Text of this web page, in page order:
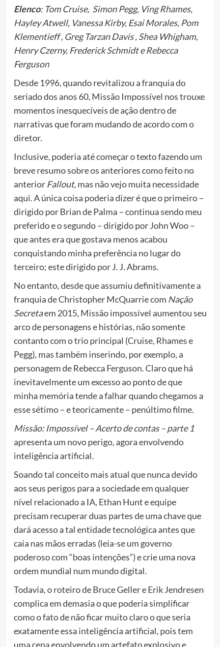
Elenco: Tom Cruise, Simon Pegg, Ving Rhames,
Hayley Atwell, Vanessa Kirby, Esai Morales, Pom
Klementieff , Greg Tarzan Davis , Shea Whigham,
Henry Czerny, Frederick Schmidt e Rebecca
Ferguson
Desde 1996, quando revitalizou a franquia do
seriado dos anos 60, Missão Impossível nos trouxe
momentos inesquecíveis de ação dentro de
narrativas que foram mudando de acordo com o
diretor.
Inclusive, poderia até começar o texto fazendo um
breve resumo sobre os anteriores como feito no
anterior Fallout, mas não vejo muita necessidade
aqui. A única coisa poderia dizer é que o primeiro –
dirigido por Brian de Palma – continua sendo meu
preferido e o segundo – dirigido por John Woo –
que antes era que gostava menos acabou
conquistando minha preferência no lugar do
terceiro; este dirigido por J. J. Abrams.
No entanto, desde que assumiu definitivamente a
franquia de Christopher McQuarrie com Nação
Secretaem 2015, Missão impossível aumentou seu
arco de personagens e histórias, não somente
contanto com o trio principal (Cruise, Rhames e
Pegg), mas também inserindo, por exemplo, a
personagem de Rebecca Ferguson. Claro que há
inevitavelmente um excesso ao ponto de que
minha memória tende a falhar quando chegamos a
esse sétimo – e teoricamente – penúltimo filme.
Missão: Impossível – Acerto de contas – parte 1
apresenta um novo perigo, agora envolvendo
inteligência artificial.
Soando tal conceito mais atual que nunca devido
aos seus perigos para a sociedade em qualquer
nível relacionado a IA, Ethan Hunt e equipe
precisam recuperar duas partes de uma chave que
dará acesso a tal entidade tecnológica antes que
caia nas mãos erradas (leia-se um governo
poderoso com “boas intenções”) e crie uma nova
ordem mundial num mundo digital.
Todavia, o roteiro de Bruce Geller e Erik Jendresen
complica em demasia o que poderia simplificar
como o fato de não ficar muito claro o que seria
exatamente essa inteligência artificial, pois tem
uma cena envolvendo um artefato explosivo e